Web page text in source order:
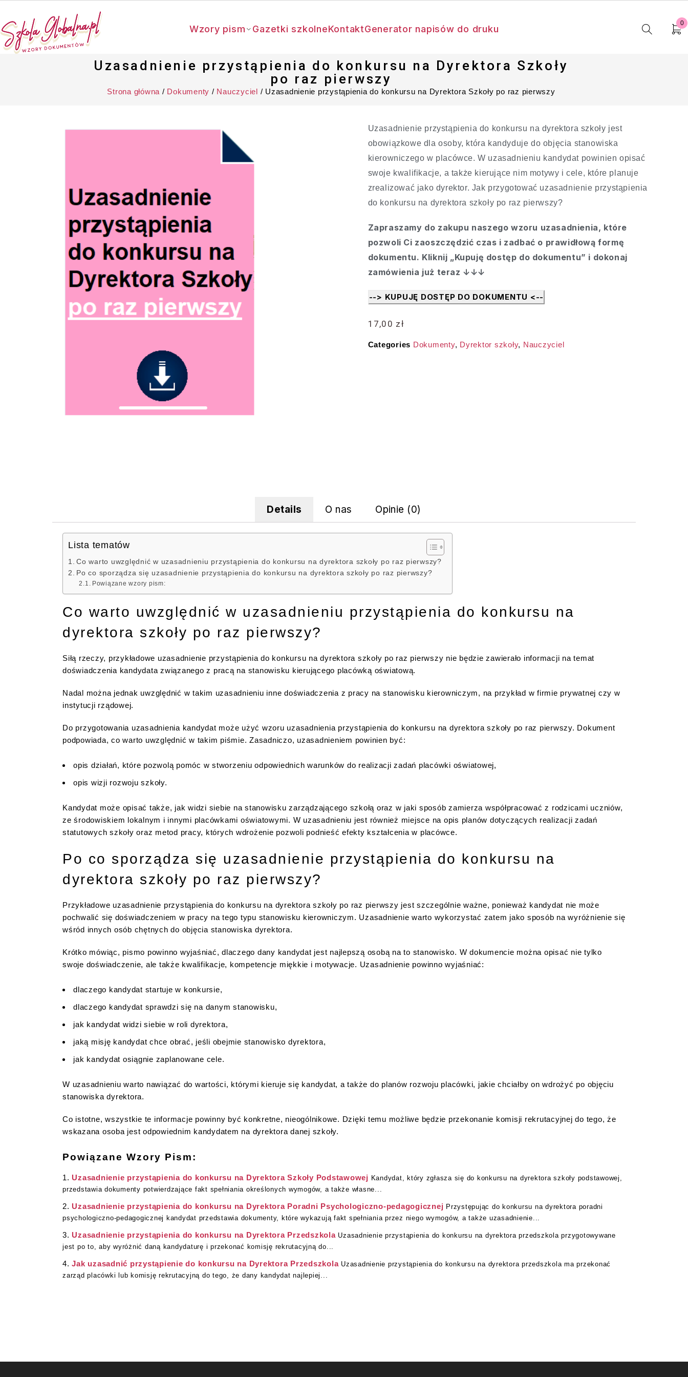
Wzory pism Gazetki szkolneKontaktGenerator napisów do druku
0
Uzasadnienie przystąpienia do konkursu na Dyrektora Szkoły
po raz pierwszy
Strona główna / Dokumenty / Nauczyciel / Uzasadnienie przystąpienia do konkursu na Dyrektora Szkoły po raz pierwszy
Uzasadnienie przystąpienia do konkursu na dyrektora szkoły jest
obowiązkowe dla osoby, która kandyduje do objęcia stanowiska
kierowniczego w placówce. W uzasadnieniu kandydat powinien opisać
swoje kwalifikacje, a także kierujące nim motywy i cele, które planuje
zrealizować jako dyrektor. Jak przygotować uzasadnienie przystąpienia
do konkursu na dyrektora szkoły po raz pierwszy?
Zapraszamy do zakupu naszego wzoru uzasadnienia, które
pozwoli Ci zaoszczędzić czas i zadbać o prawidłową formę
dokumentu. Kliknij „Kupuję dostęp do dokumentu” i dokonaj
zamówienia już teraz ↓↓↓
--> KUPUJĘ DOSTĘP DO DOKUMENTU <--
17,00 zł
Categories Dokumenty, Dyrektor szkoły, Nauczyciel
Details O nas Opinie (0)
Lista tematów
Co warto uwzględnić w uzasadnieniu przystąpienia do konkursu na dyrektora szkoły po raz pierwszy?
Po co sporządza się uzasadnienie przystąpienia do konkursu na dyrektora szkoły po raz pierwszy?
Powiązane wzory pism:
Co warto uwzględnić w uzasadnieniu przystąpienia do konkursu na
dyrektora szkoły po raz pierwszy?
Siłą rzeczy, przykładowe uzasadnienie przystąpienia do konkursu na dyrektora szkoły po raz pierwszy nie będzie zawierało informacji na temat
doświadczenia kandydata związanego z pracą na stanowisku kierującego placówką oświatową.
Nadal można jednak uwzględnić w takim uzasadnieniu inne doświadczenia z pracy na stanowisku kierowniczym, na przykład w firmie prywatnej czy w
instytucji rządowej.
Do przygotowania uzasadnienia kandydat może użyć wzoru uzasadnienia przystąpienia do konkursu na dyrektora szkoły po raz pierwszy. Dokument
podpowiada, co warto uwzględnić w takim piśmie. Zasadniczo, uzasadnieniem powinien być:
opis działań, które pozwolą pomóc w stworzeniu odpowiednich warunków do realizacji zadań placówki oświatowej,
opis wizji rozwoju szkoły.
Kandydat może opisać także, jak widzi siebie na stanowisku zarządzającego szkołą oraz w jaki sposób zamierza współpracować z rodzicami uczniów,
ze środowiskiem lokalnym i innymi placówkami oświatowymi. W uzasadnieniu jest również miejsce na opis planów dotyczących realizacji zadań
statutowych szkoły oraz metod pracy, których wdrożenie pozwoli podnieść efekty kształcenia w placówce.
Po co sporządza się uzasadnienie przystąpienia do konkursu na
dyrektora szkoły po raz pierwszy?
Przykładowe uzasadnienie przystąpienia do konkursu na dyrektora szkoły po raz pierwszy jest szczególnie ważne, ponieważ kandydat nie może
pochwalić się doświadczeniem w pracy na tego typu stanowisku kierowniczym. Uzasadnienie warto wykorzystać zatem jako sposób na wyróżnienie się
wśród innych osób chętnych do objęcia stanowiska dyrektora.
Krótko mówiąc, pismo powinno wyjaśniać, dlaczego dany kandydat jest najlepszą osobą na to stanowisko. W dokumencie można opisać nie tylko
swoje doświadczenie, ale także kwalifikacje, kompetencje miękkie i motywacje. Uzasadnienie powinno wyjaśniać:
dlaczego kandydat startuje w konkursie,
dlaczego kandydat sprawdzi się na danym stanowisku,
jak kandydat widzi siebie w roli dyrektora,
jaką misję kandydat chce obrać, jeśli obejmie stanowisko dyrektora,
jak kandydat osiągnie zaplanowane cele.
W uzasadnieniu warto nawiązać do wartości, którymi kieruje się kandydat, a także do planów rozwoju placówki, jakie chciałby on wdrożyć po objęciu
stanowiska dyrektora.
Co istotne, wszystkie te informacje powinny być konkretne, nieogólnikowe. Dzięki temu możliwe będzie przekonanie komisji rekrutacyjnej do tego, że
wskazana osoba jest odpowiednim kandydatem na dyrektora danej szkoły.
Powiązane Wzory Pism:
Uzasadnienie przystąpienia do konkursu na Dyrektora Szkoły Podstawowej Kandydat, który zgłasza się do konkursu na dyrektora szkoły podstawowej,
przedstawia dokumenty potwierdzające fakt spełniania określonych wymogów, a także własne...
Uzasadnienie przystąpienia do konkursu na Dyrektora Poradni Psychologiczno-pedagogicznej Przystępując do konkursu na dyrektora poradni
psychologiczno-pedagogicznej kandydat przedstawia dokumenty, które wykazują fakt spełniania przez niego wymogów, a także uzasadnienie...
Uzasadnienie przystąpienia do konkursu na Dyrektora Przedszkola Uzasadnienie przystąpienia do konkursu na dyrektora przedszkola przygotowywane
jest po to, aby wyróżnić daną kandydaturę i przekonać komisję rekrutacyjną do...
Jak uzasadnić przystąpienie do konkursu na Dyrektora Przedszkola Uzasadnienie przystąpienia do konkursu na dyrektora przedszkola ma przekonać
zarząd placówki lub komisję rekrutacyjną do tego, że dany kandydat najlepiej...